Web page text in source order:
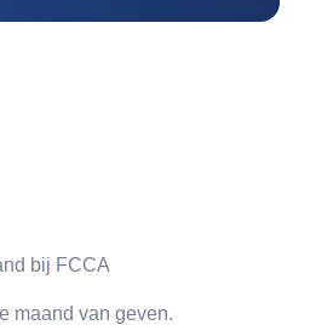
bij FCCA
maand van geven.